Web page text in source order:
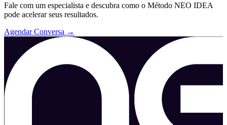
Fale com um especialista e descubra como o Método NEO IDEA
pode acelerar seus resultados.
Agendar Conversa →